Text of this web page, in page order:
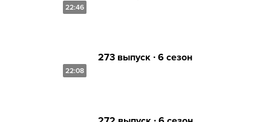
22:46
22:08
273 выпуск ∙ 6 сезон